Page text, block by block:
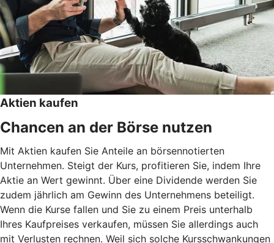
Aktien kaufen
Chancen an der Börse nutzen
Mit Aktien kaufen Sie Anteile an börsennotierten
Unternehmen. Steigt der Kurs, profitieren Sie, indem Ihre
Aktie an Wert gewinnt. Über eine Dividende werden Sie
zudem jährlich am Gewinn des Unternehmens beteiligt.
Wenn die Kurse fallen und Sie zu einem Preis unterhalb
Ihres Kaufpreises verkaufen, müssen Sie allerdings auch
mit Verlusten rechnen. Weil sich solche Kursschwankungen